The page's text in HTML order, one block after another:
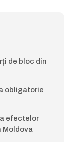
de bloc din
obligatorie
efectelor
Moldova